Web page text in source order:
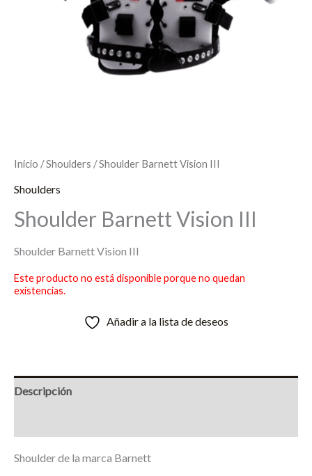
Inicio /Shoulders / Shoulder Barnett Vision III
Shoulders
Shoulder Barnett Vision III
Shoulder Barnett Vision III
Este producto no está disponible porque no quedan
existencias.
Añadir a la lista de deseos
Descripción
Shoulder de la marca Barnett